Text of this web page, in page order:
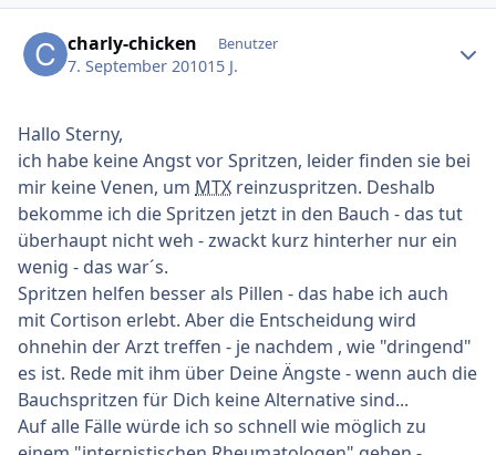
charly-chicken Benutzer
7. September 201015 J.
Hallo Sterny,
ich habe keine Angst vor Spritzen, leider finden sie bei
mir keine Venen, um MTX reinzuspritzen. Deshalb
bekomme ich die Spritzen jetzt in den Bauch - das tut
überhaupt nicht weh - zwackt kurz hinterher nur ein
wenig - das war´s.
Spritzen helfen besser als Pillen - das habe ich auch
mit Cortison erlebt. Aber die Entscheidung wird
ohnehin der Arzt treffen - je nachdem , wie "dringend"
es ist. Rede mit ihm über Deine Ängste - wenn auch die
Bauchspritzen für Dich keine Alternative sind...
Auf alle Fälle würde ich so schnell wie möglich zu